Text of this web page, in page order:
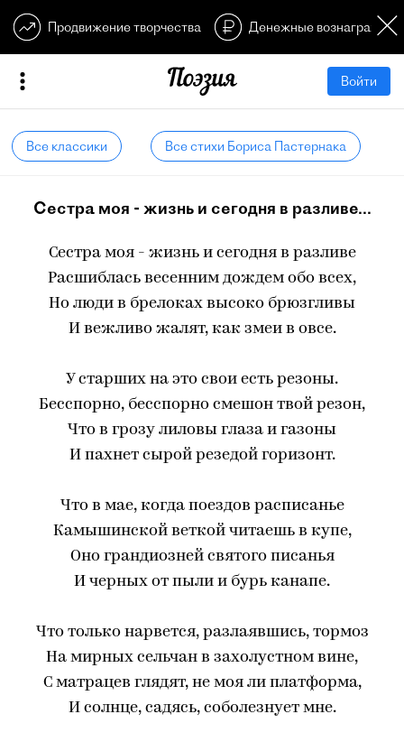
Продвижение творчества Денежные
Войти
Все классики Все стихи Бориса Пастернака
Сестра моя - жизнь и сегодня в разливе...
Сестра моя - жизнь и сегодня в разливе
Расшиблась весенним дождем обо всех,
Но люди в брелоках высоко брюзгливы
И вежливо жалят, как змеи в овсе.
У старших на это свои есть резоны.
Бесспорно, бесспорно смешон твой резон,
Что в грозу лиловы глаза и газоны
И пахнет сырой резедой горизонт.
Что в мае, когда поездов расписанье
Камышинской веткой читаешь в купе,
Оно грандиозней святого писанья
И черных от пыли и бурь канапе.
Что только нарвется, разлаявшись, тормоз
На мирных сельчан в захолустном вине,
С матрацев глядят, не моя ли платформа,
И солнце, садясь, соболезнует мне.